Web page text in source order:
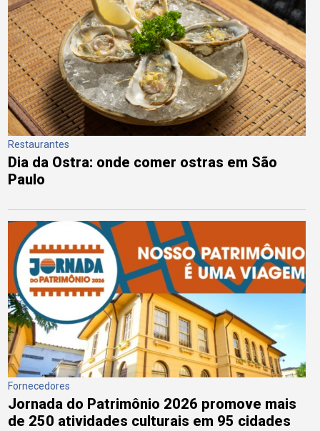
Restaurantes
Dia da Ostra: onde comer ostras em São
Paulo
Fornecedores
Jornada do Patrimônio 2026 promove mais
de 250 atividades culturais em 95 cidades